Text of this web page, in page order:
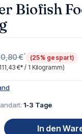
Biofish
€*
(25% gespart)
€* / 1 Kilogramm)
1-3 Tage
Gib denIn den